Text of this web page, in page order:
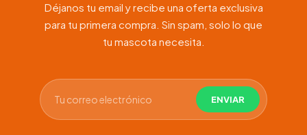
Déjanos tu email y recibe una oferta exclusiva
para tu primera compra. Sin spam, solo lo que
tu mascota necesita.